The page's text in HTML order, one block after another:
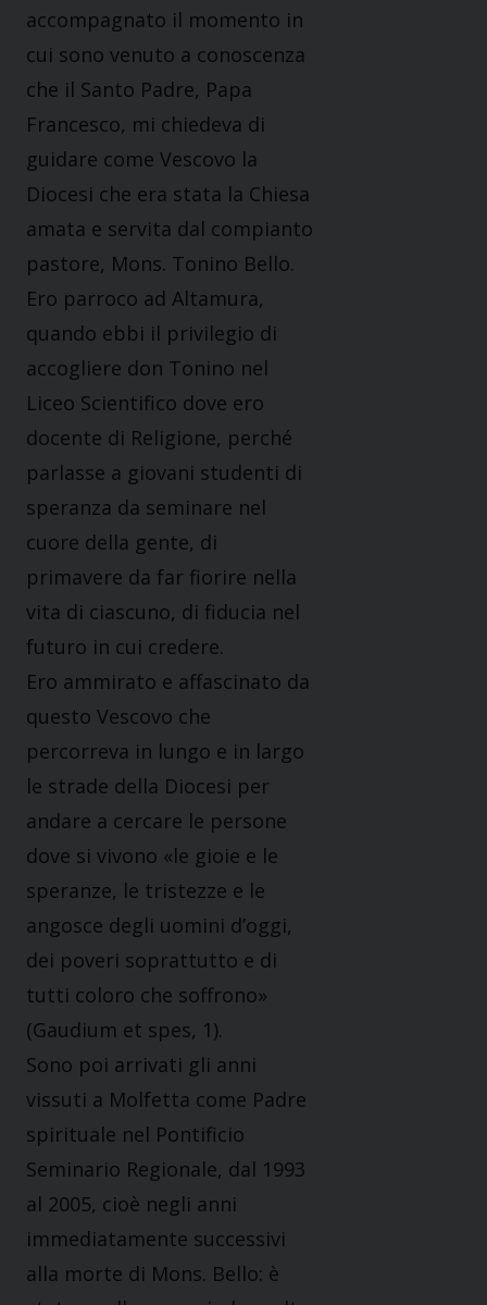
accompagnato il momento in
cui sono venuto a conoscenza
che il Santo Padre, Papa
Francesco, mi chiedeva di
guidare come Vescovo la
Diocesi che era stata la Chiesa
amata e servita dal compianto
pastore, Mons. Tonino Bello.
Ero parroco ad Altamura,
quando ebbi il privilegio di
accogliere don Tonino nel
Liceo Scientifico dove ero
docente di Religione, perché
parlasse a giovani studenti di
speranza da seminare nel
cuore della gente, di
primavere da far fiorire nella
vita di ciascuno, di fiducia nel
futuro in cui credere.
Ero ammirato e affascinato da
questo Vescovo che
percorreva in lungo e in largo
le strade della Diocesi per
andare a cercare le persone
dove si vivono «le gioie e le
speranze, le tristezze e le
angosce degli uomini d’oggi,
dei poveri soprattutto e di
tutti coloro che soffrono»
(Gaudium et spes, 1).
Sono poi arrivati gli anni
vissuti a Molfetta come Padre
spirituale nel Pontificio
Seminario Regionale, dal 1993
al 2005, cioè negli anni
immediatamente successivi
alla morte di Mons. Bello: è